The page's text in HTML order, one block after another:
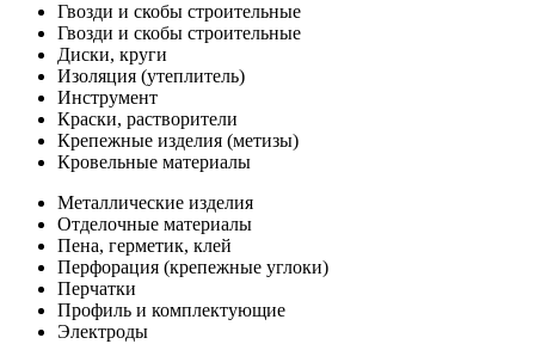
Гвозди и скобы строительные
Гвозди и скобы строительные
Диски, круги
Изоляция (утеплитель)
Инструмент
Краски, растворители
Крепежные изделия (метизы)
Кровельные материалы
Металлические изделия
Отделочные материалы
Пена, герметик, клей
Перфорация (крепежные углоки)
Перчатки
Профиль и комплектующие
Электроды